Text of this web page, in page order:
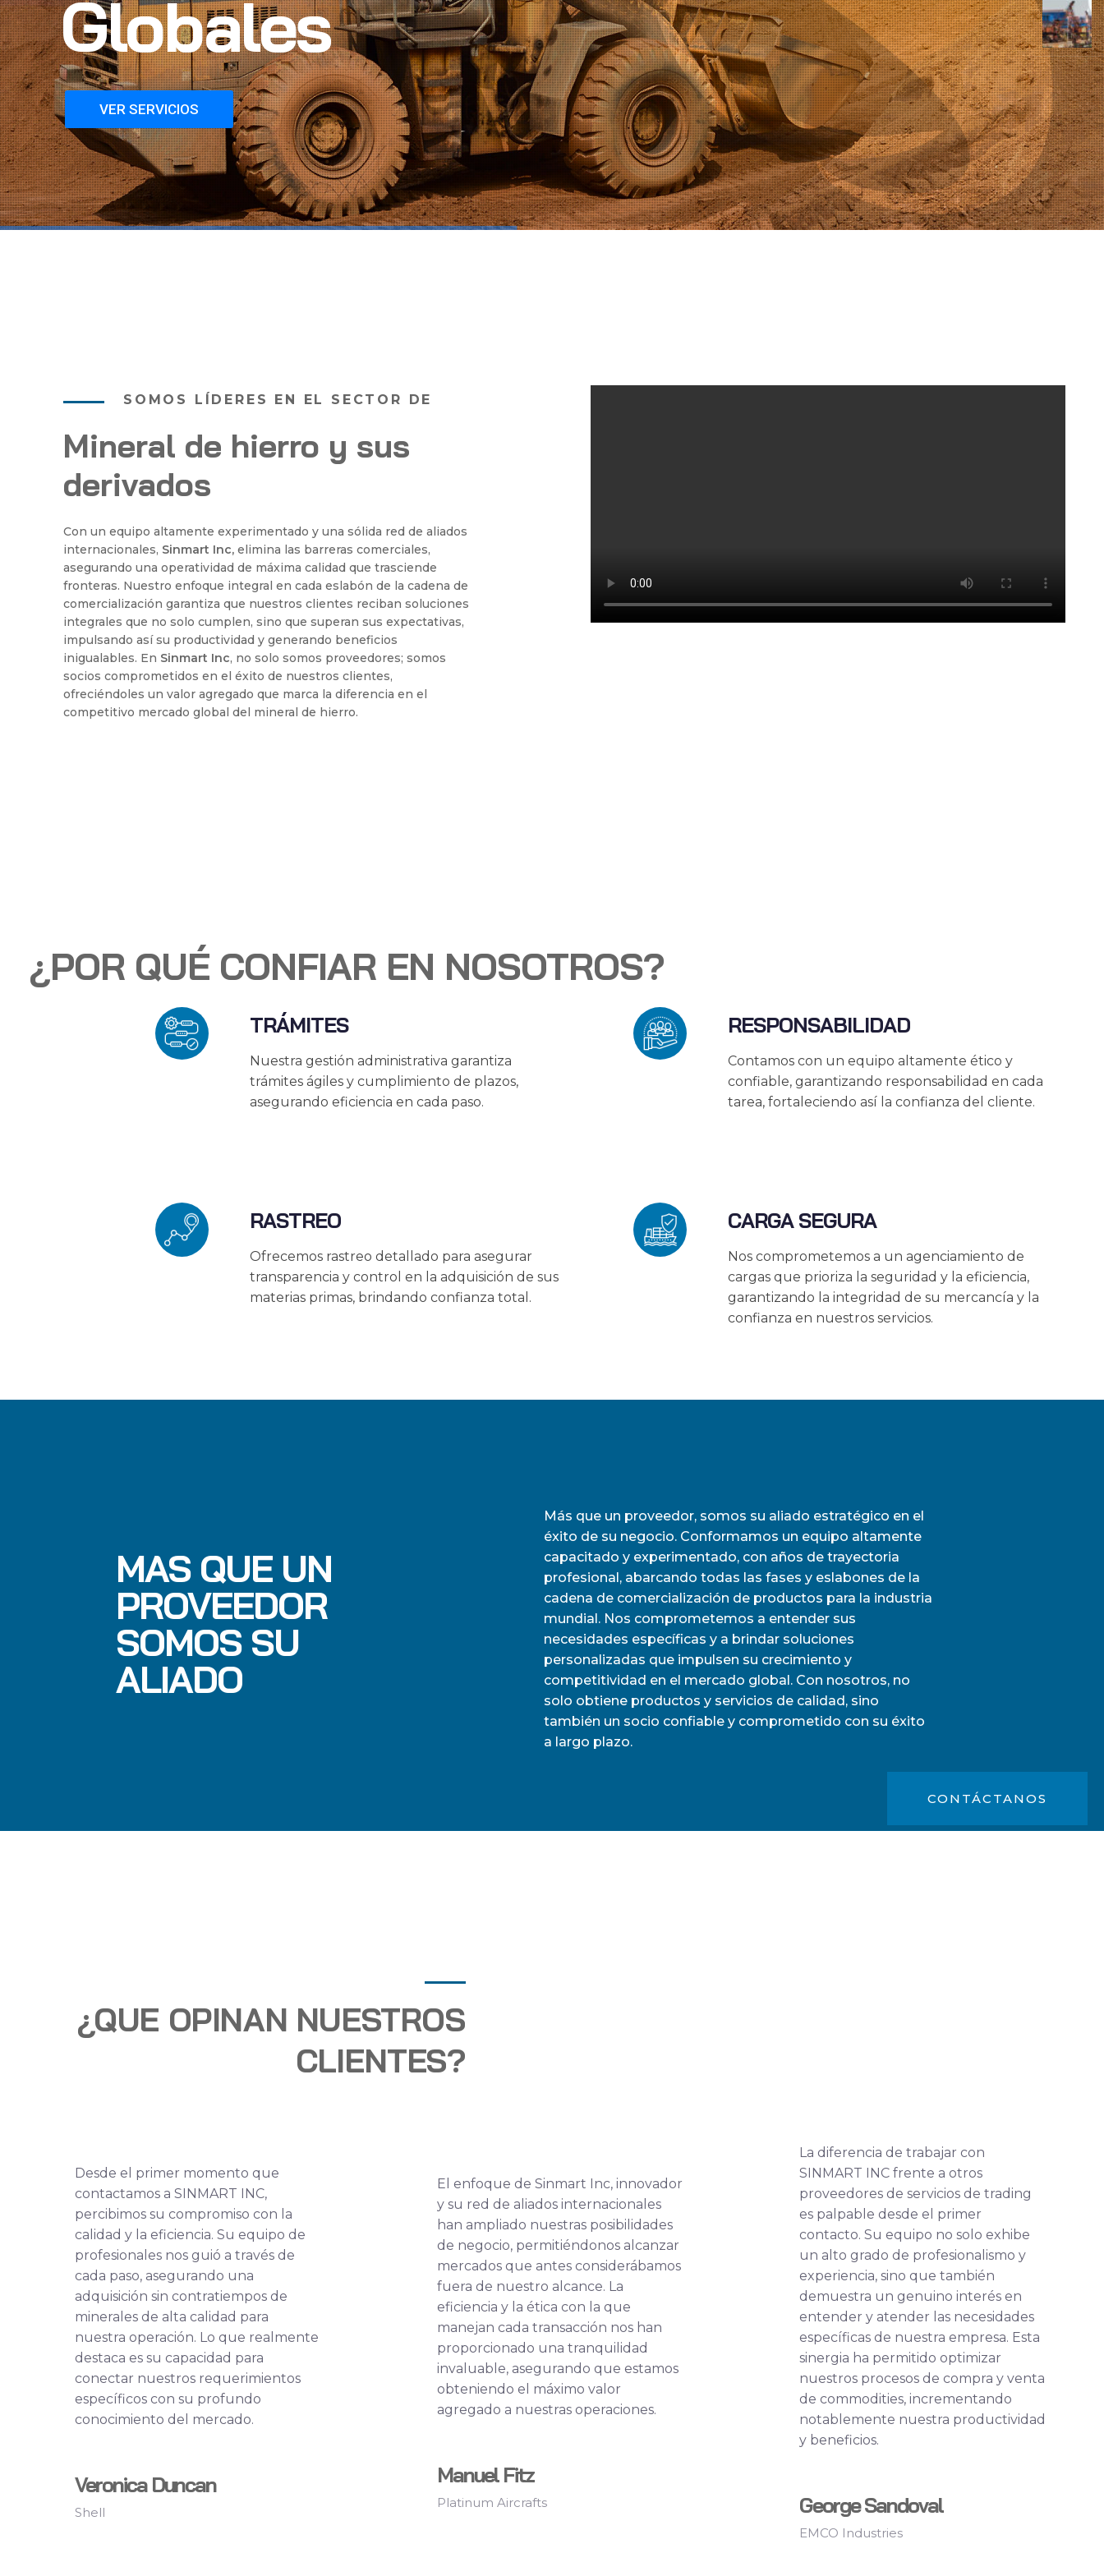
Globales
VER SERVICIOS
SOMOS LÍDERES EN EL SECTOR DE
Mineral de hierro y sus
derivados
Con un equipo altamente experimentado y una sólida red de aliados
internacionales, Sinmart Inc, elimina las barreras comerciales,
asegurando una operatividad de máxima calidad que trasciende
fronteras. Nuestro enfoque integral en cada eslabón de la cadena de
comercialización garantiza que nuestros clientes reciban soluciones
integrales que no solo cumplen, sino que superan sus expectativas,
impulsando así su productividad y generando beneficios
inigualables. En Sinmart Inc, no solo somos proveedores; somos
socios comprometidos en el éxito de nuestros clientes,
ofreciéndoles un valor agregado que marca la diferencia en el
competitivo mercado global del mineral de hierro.
¿POR QUÉ CONFIAR EN NOSOTROS?
TRÁMITES
Nuestra gestión administrativa garantiza
trámites ágiles y cumplimiento de plazos,
asegurando eficiencia en cada paso.
RASTREO
Ofrecemos rastreo detallado para asegurar
transparencia y control en la adquisición de sus
materias primas, brindando confianza total.
RESPONSABILIDAD
Contamos con un equipo altamente ético y
confiable, garantizando responsabilidad en cada
tarea, fortaleciendo así la confianza del cliente.
CARGA SEGURA
Nos comprometemos a un agenciamiento de
cargas que prioriza la seguridad y la eficiencia,
garantizando la integridad de su mercancía y la
confianza en nuestros servicios.
MAS QUE UN
PROVEEDOR
SOMOS SU
ALIADO
Más que un proveedor, somos su aliado estratégico en el
éxito de su negocio. Conformamos un equipo altamente
capacitado y experimentado, con años de trayectoria
profesional, abarcando todas las fases y eslabones de la
cadena de comercialización de productos para la industria
mundial. Nos comprometemos a entender sus
necesidades específicas y a brindar soluciones
personalizadas que impulsen su crecimiento y
competitividad en el mercado global. Con nosotros, no
solo obtiene productos y servicios de calidad, sino
también un socio confiable y comprometido con su éxito
a largo plazo.
CONTÁCTANOS
¿QUE OPINAN NUESTROS
CLIENTES?
Desde el primer momento que
contactamos a SINMART INC,
percibimos su compromiso con la
calidad y la eficiencia. Su equipo de
profesionales nos guió a través de
cada paso, asegurando una
adquisición sin contratiempos de
minerales de alta calidad para
nuestra operación. Lo que realmente
destaca es su capacidad para
conectar nuestros requerimientos
específicos con su profundo
conocimiento del mercado.
Veronica Duncan
Shell
El enfoque de Sinmart Inc, innovador
y su red de aliados internacionales
han ampliado nuestras posibilidades
de negocio, permitiéndonos alcanzar
mercados que antes considerábamos
fuera de nuestro alcance. La
eficiencia y la ética con la que
manejan cada transacción nos han
proporcionado una tranquilidad
invaluable, asegurando que estamos
obteniendo el máximo valor
agregado a nuestras operaciones.
Manuel Fitz
Platinum Aircrafts
La diferencia de trabajar con
SINMART INC frente a otros
proveedores de servicios de trading
es palpable desde el primer
contacto. Su equipo no solo exhibe
un alto grado de profesionalismo y
experiencia, sino que también
demuestra un genuino interés en
entender y atender las necesidades
específicas de nuestra empresa. Esta
sinergia ha permitido optimizar
nuestros procesos de compra y venta
de commodities, incrementando
notablemente nuestra productividad
y beneficios.
George Sandoval
EMCO Industries